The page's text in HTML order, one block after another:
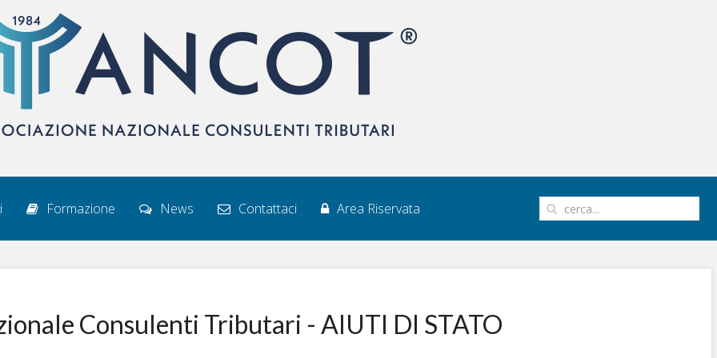
Formazione News Contattaci Area Riservata
Consulenti Tributari - AIUTI DI STATO